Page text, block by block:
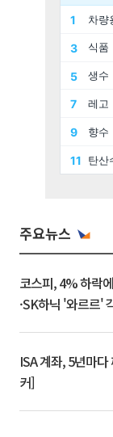
주요뉴스
코스피, 4% 하락
·SK하닉 '와르르'
ISA 계좌, 5년마
커]